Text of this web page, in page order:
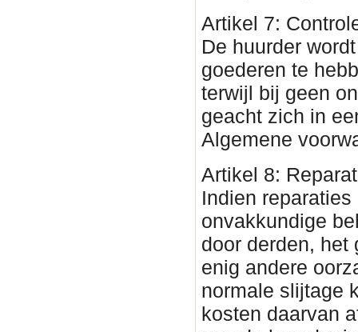
Artikel 7:
De huurder
goederen te
terwijl bij geen
geacht zich in
Algemene
Artikel 8:
Indien
onvakkundige
door derden, het
enig andere
normale slijtage
kosten daarvan